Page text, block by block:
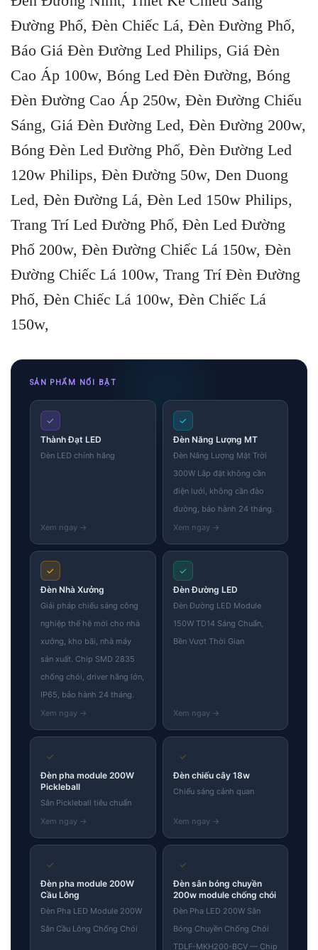
Đường Phố, Đèn Chiếc Lá, Đèn Đường Phố,
Báo Giá Đèn Đường Led Philips, Giá Đèn
Cao Áp 100w, Bóng Led Đèn Đường, Bóng
Đèn Đường Cao Áp 250w, Đèn Đường Chiếu
Sáng, Giá Đèn Đường Led, Đèn Đường 200w,
Bóng Đèn Led Đường Phố, Đèn Đường Led
120w Philips, Đèn Đường 50w, Den Duong
Led, Đèn Đường Lá, Đèn Led 150w Philips,
Trang Trí Led Đường Phố, Đèn Led Đường
Phố 200w, Đèn Đường Chiếc Lá 150w, Đèn
Đường Chiếc Lá 100w, Trang Trí Đèn Đường
Phố, Đèn Chiếc Lá 100w, Đèn Chiếc Lá
150w,
SẢN PHẨM NỔI BẬT
✓
Thành Đạt LED
Đèn LED chính hãng
✓
Đèn Năng Lượng MT
Đèn Năng Lượng Mặt Trời
300W Lắp đặt không cần
điện lưới, không cần đào
đường, bảo hành 24 tháng.
✓
Đèn Nhà Xưởng
Giải pháp chiếu sáng công
nghiệp thế hệ mới cho nhà
xưởng, kho bãi, nhà máy
sản xuất. Chip SMD 2835
chống chói, driver hãng lớn,
IP65, bảo hành 24 tháng.
✓
Đèn Đường LED
Đèn Đường LED Module
150W TD14 Sáng Chuẩn,
Bền Vượt Thời Gian
✓
Đèn pha module 200W
Pickleball
Sân Pickleball tiêu chuẩn
✓
Đèn chiếu cây 18w
Chiếu sáng cảnh quan
✓
Đèn pha module 200W
Cầu Lông
Đèn Pha LED Module 200W
Sân Cầu Lông Chống Chói
✓
Đèn sân bóng chuyền
200w module chống chói
Đèn Pha LED 200W Sân
Bóng Chuyền Chống Chói
TDLF-MKH200-BCV — Chip